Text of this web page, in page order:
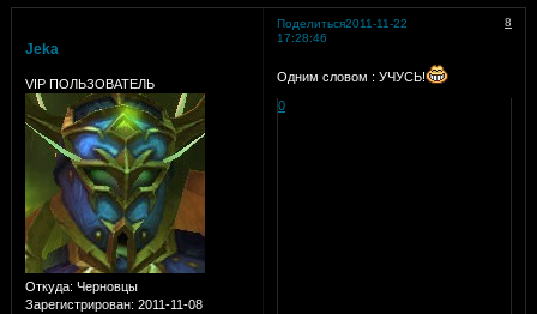
Поделиться 8
2011-11-22
17:28:46
Jeka
VIP ПОЛЬЗОВАТЕЛЬ
Откуда: Черновцы
Зарегистрирован: 2011-11-08
Одним словом : УЧУСЬ!
0